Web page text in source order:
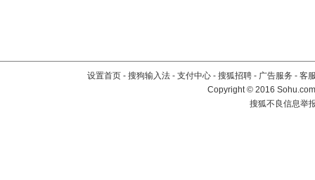
设置首页 - 搜狗输入法 - 支付中心 - 搜狐招聘 - 广告服务 - 客
Copyright©2016
搜狐不良信息举